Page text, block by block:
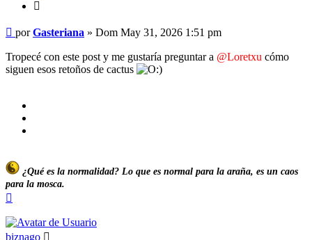
Mensaje
porGasteriana » Dom May 31, 2026 1:51 pm
Tropecé con este post y me gustaría preguntar a @Loretxu cómo
siguen esos retoños de cactus
¿Qué es la normalidad? Lo que es normal para la araña, es un caos
para la mosca.
biznago